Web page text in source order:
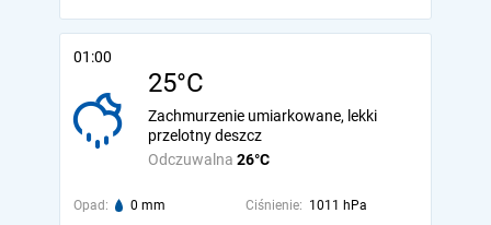
01:00
25°C
Odczuwalna 26°C
Zachmurzenie umiarkowane, lekki
przelotny deszcz
Opad: 0 mm Ciśnienie: 1011 hPa